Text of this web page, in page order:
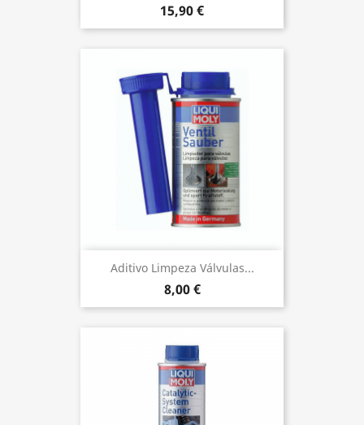
15,90 €
Aditivo Limpeza Válvulas...
8,00 €